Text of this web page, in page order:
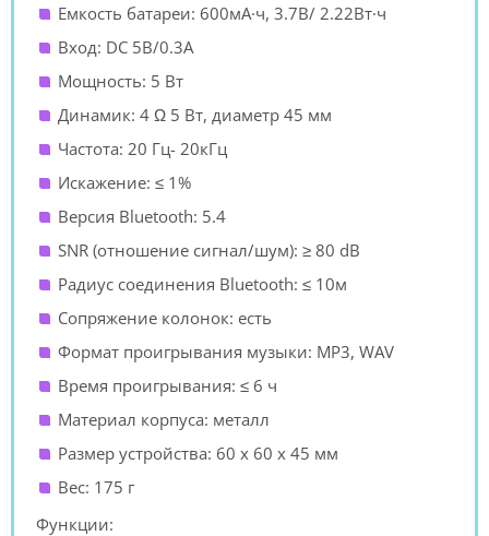
Емкость батареи: 600мА·ч, 3.7В/ 2.22Вт·ч
Вход: DC 5В/0.3A
Мощность: 5 Вт
Динамик: 4 Ω 5 Вт, диаметр 45 мм
Частота: 20 Гц- 20кГц
Искажение: ≤ 1%
Версия Bluetooth: 5.4
SNR (отношение сигнал/шум): ≥ 80 dB
Радиус соединения Bluetooth: ≤ 10м
Сопряжение колонок: есть
Формат проигрывания музыки: MP3, WAV
Время проигрывания: ≤ 6 ч
Материал корпуса: металл
Размер устройства: 60 х 60 х 45 мм
Вес: 175 г
Функции: